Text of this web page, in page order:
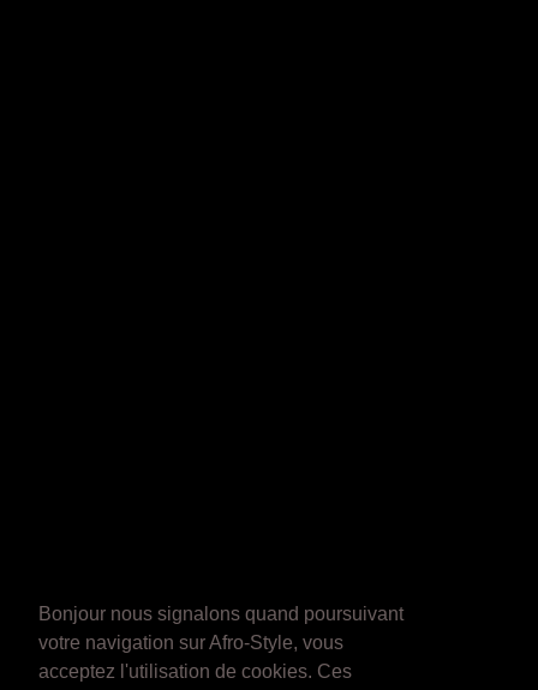
Bonjour nous signalons quand poursuivant
votre navigation sur Afro-Style, vous
acceptez l'utilisation de cookies. Ces